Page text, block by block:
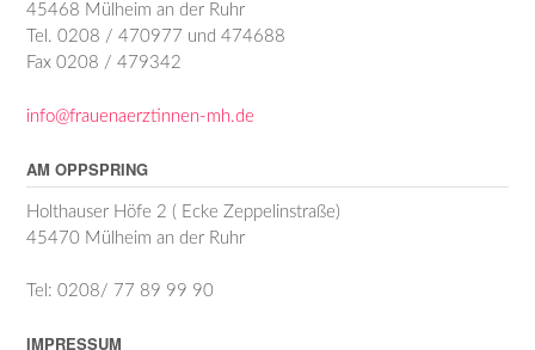
45468 Mülheim an der Ruhr
Tel. 0208 / 470977 und 474688
Fax 0208 / 479342
info@frauenaerztinnen-mh.de
AM OPPSPRING
Holthauser Höfe 2 ( Ecke Zeppelinstraße)
45470 Mülheim an der Ruhr
Tel: 0208/ 77 89 99 90
IMPRESSUM